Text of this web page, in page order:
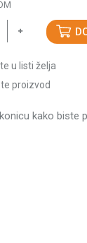
u listi želja
proizvod
kako biste